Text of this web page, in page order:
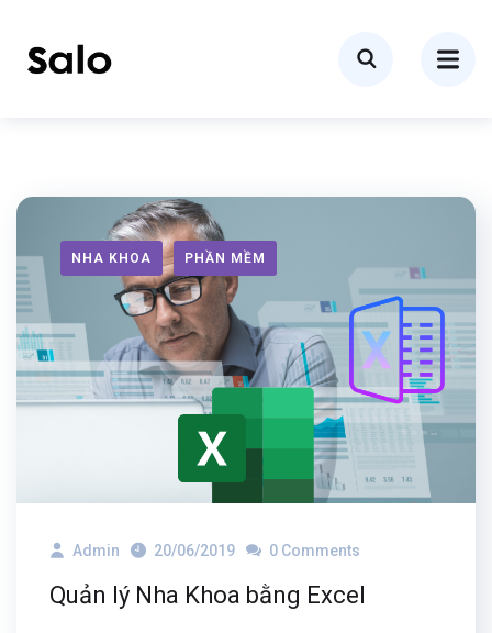
NHA KHOA PHẦN MỀM
Admin 20/06/2019 0 Comments
Quản lý Nha Khoa bằng Excel